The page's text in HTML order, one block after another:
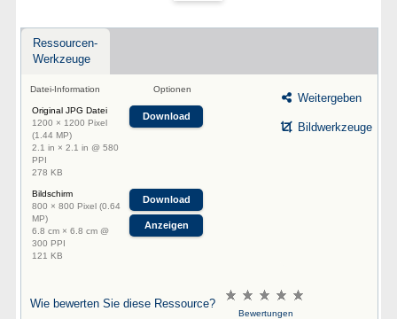
Ressourcen-
Werkzeuge
Datei-Information Optionen
Original JPG Datei
1200 × 1200 Pixel
(1.44 MP)
2.1 in × 2.1 in @ 580
PPI
278 KB
Download
Bildschirm
800 × 800 Pixel (0.64
MP)
6.8 cm × 6.8 cm @
300 PPI
121 KB
Download
Anzeigen
Weitergeben
Bildwerkzeuge
Wie bewerten Sie diese Ressource?
Bewertungen